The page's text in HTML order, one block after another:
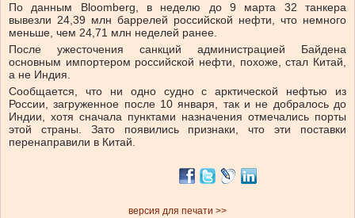
По данным Bloomberg, в неделю до 9 марта 32 танкера
вывезли 24,39 млн баррелей российской нефти, что немного
меньше, чем 24,71 млн неделей ранее.
После ужесточения санкций администрацией Байдена
основным импортером российской нефти, похоже, стал Китай,
а не Индия.
Сообщается, что ни одно судно с арктической нефтью из
России, загруженное после 10 января, так и не добралось до
Индии, хотя сначала пунктами назначения отмечались порты
этой страны. Зато появились признаки, что эти поставки
перенаправили в Китай.
версия для печати >>